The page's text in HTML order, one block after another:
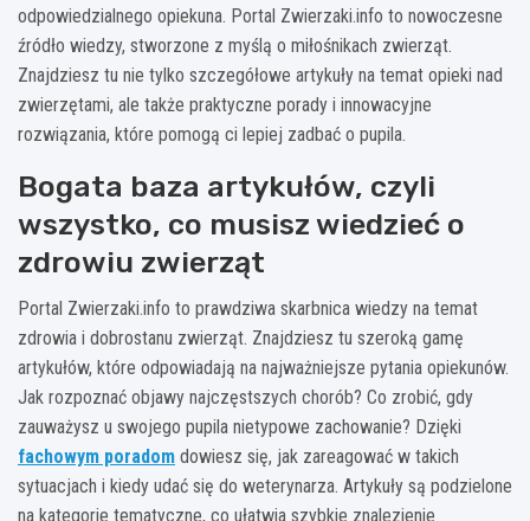
odpowiedzialnego opiekuna. Portal Zwierzaki.info to nowoczesne
źródło wiedzy, stworzone z myślą o miłośnikach zwierząt.
Znajdziesz tu nie tylko szczegółowe artykuły na temat opieki nad
zwierzętami, ale także praktyczne porady i innowacyjne
rozwiązania, które pomogą ci lepiej zadbać o pupila.
Bogata baza artykułów, czyli
wszystko, co musisz wiedzieć o
zdrowiu zwierząt
Portal Zwierzaki.info to prawdziwa skarbnica wiedzy na temat
zdrowia i dobrostanu zwierząt. Znajdziesz tu szeroką gamę
artykułów, które odpowiadają na najważniejsze pytania opiekunów.
Jak rozpoznać objawy najczęstszych chorób? Co zrobić, gdy
zauważysz u swojego pupila nietypowe zachowanie? Dzięki
fachowym poradom dowiesz się, jak zareagować w takich
sytuacjach i kiedy udać się do weterynarza. Artykuły są podzielone
na kategorie tematyczne, co ułatwia szybkie znalezienie